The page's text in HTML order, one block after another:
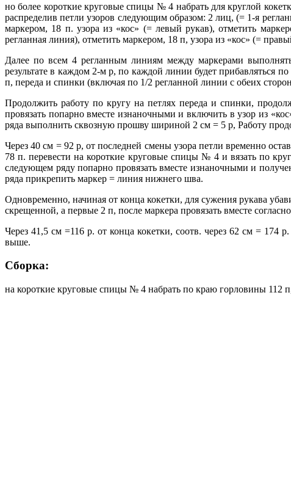
но более короткие круговые спицы № 4 набрать для круглой
распределив петли узоров следующим образом: 2 лиц, (= 1-я
маркером, 18 п. узора из «кос» (= левый рукав), отметить
регланная линия), отметить маркером, 18 п, узора из «кос» (=
Далее по всем 4 регланным линиям между маркерами
результате в каждом 2-м р, по каждой линии будет прибавляться
п, переда и спинки (включая по 1/2 регланной линии с обеих
Продолжить работу по кругу на петлях переда и спинки,
провязать попарно вместе изнаночными и включить в узор из
ряда выполнить сквозную прошву шириной 2 см = 5 р, Работу
Через 40 см = 92 р, от последней смены узора петли временно
78 п. перевести на короткие круговые спицы № 4 и вязать по
следующем ряду попарно провязать вместе изнаночными и
ряда прикрепить маркер = линия нижнего шва.
Одновременно, начиная от конца кокетки, для сужения рукава
скрещенной, а первые 2 п, после маркера провязать вместе
Через 41,5 см =116 р. от конца кокетки, соотв. через 62 см = 174
выше.
Сборка:
на короткие круговые спицы № 4 набрать по краю горловины